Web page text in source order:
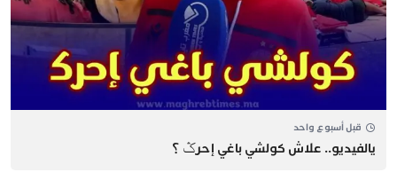
قبل أسبوع واحد
يالفيديو.. علاش كولشي باغي إحرݣ ؟